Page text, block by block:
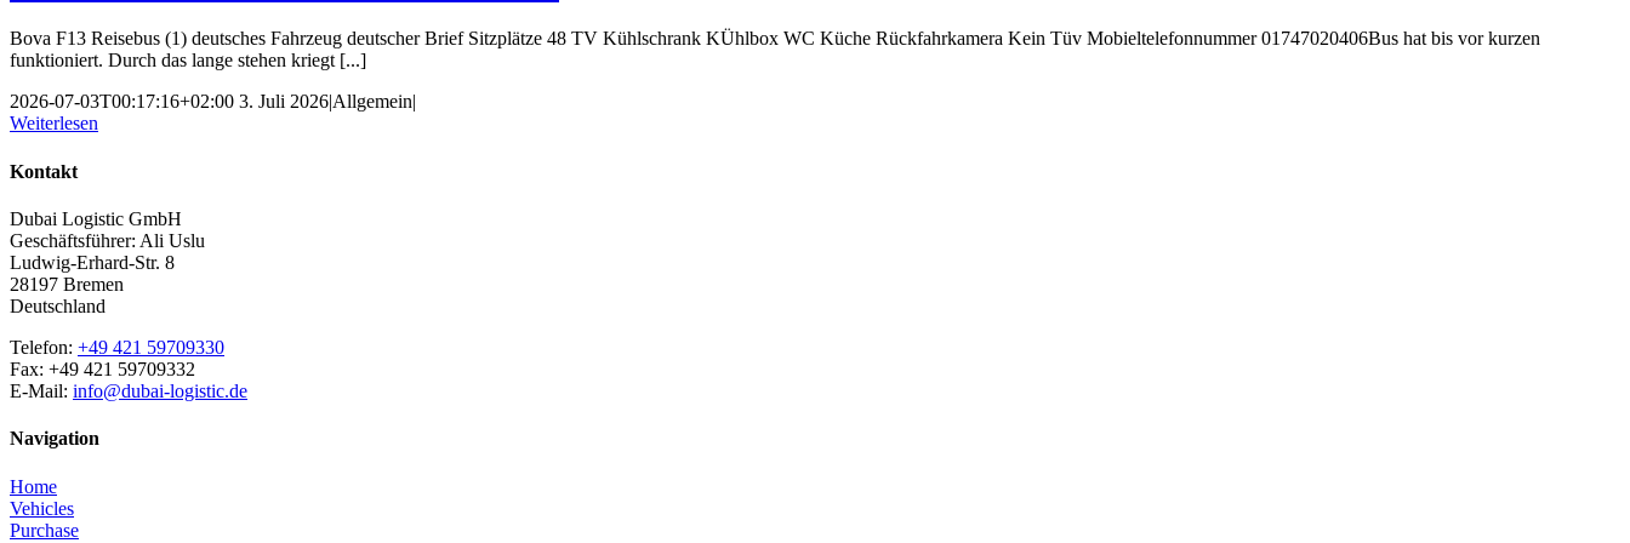
Bova F13 Reisebus (1) deutsches Fahrzeug deutscher Brief Sitzplätze 48 TV Kühlschrank KÜhlbox WC Küche Rückfahrkamera Kein Tüv Mobieltelefonnummer 01747020406Bus hat bis vor kurzen
funktioniert. Durch das lange stehen kriegt [...]
2026-07-03T00:17:16+02:00 3. Juli 2026|Allgemein|
Weiterlesen
Kontakt
Dubai Logistic GmbH
Geschäftsführer: Ali Uslu
Ludwig-Erhard-Str. 8
28197 Bremen
Deutschland
Telefon: +49 421 59709330
Fax: +49 421 59709332
E-Mail: info@dubai-logistic.de
Navigation
Home
Vehicles
Purchase